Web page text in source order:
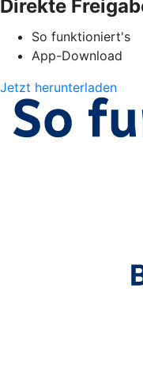
Direkte
So funktioniert's
App-Download
Jetzt herunterladen